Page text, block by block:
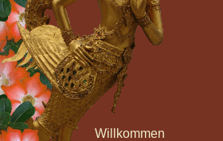
Willkommen